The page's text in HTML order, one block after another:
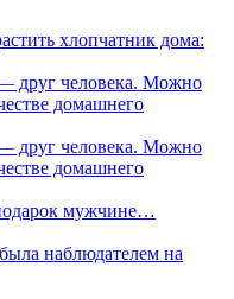
хлопчатник дома:
друг человека. Можно
домашнего
друг человека. Можно
домашнего
мужчине…
наблюдателем на